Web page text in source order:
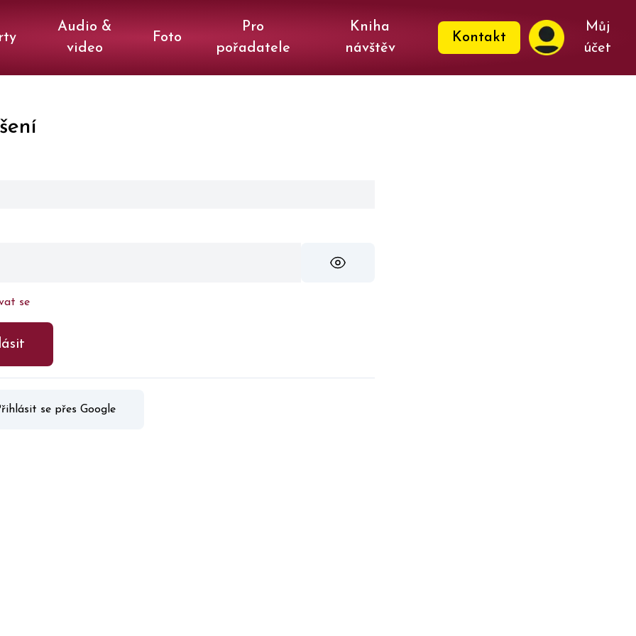
Audio &
video
Foto
Pro
pořadatele
Kniha
návštěv
Kontakt
Můj
účet
se
se přes Google